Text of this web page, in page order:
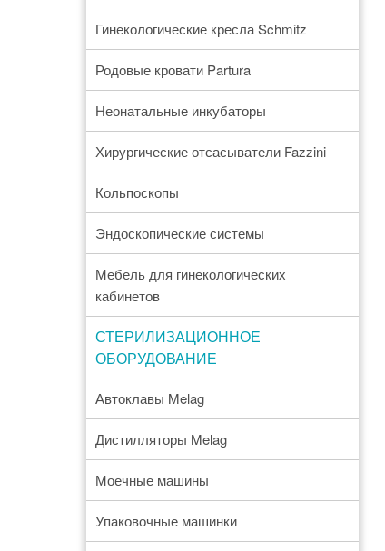
Гинекологические кресла Schmitz
Родовые кровати Partura
Неонатальные инкубаторы
Хирургические отсасыватели Fazzini
Кольпоскопы
Эндоскопические системы
Мебель для гинекологических
кабинетов
СТЕРИЛИЗАЦИОННОЕ
ОБОРУДОВАНИЕ
Автоклавы Melag
Дистилляторы Melag
Моечные машины
Упаковочные машинки